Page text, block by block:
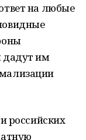
на любые
дадут им
российских